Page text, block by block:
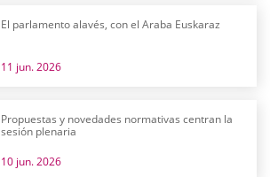
El parlamento alavés, con el Araba Euskaraz
11 jun. 2026
Propuestas y novedades normativas centran la
sesión plenaria
10 jun. 2026